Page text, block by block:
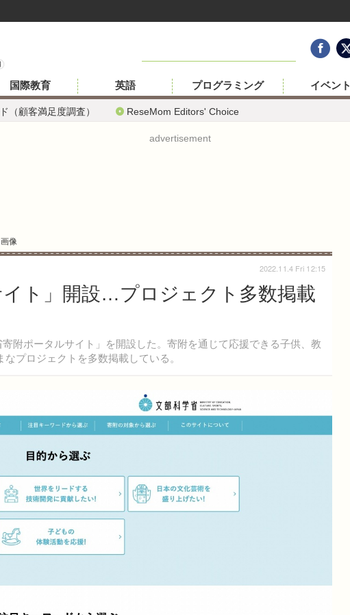
（顧客満足度調査） ReseMom Editors' Choice
国際教育 英語 プログラミング イベント
advertisement
像
ト」開設…プロジェクト多数掲載
附ポータルサイト」を開設した。寄附を通じて応援できる子供、教
プロジェクトを多数掲載している。
2022.11.4 Fri 12:15